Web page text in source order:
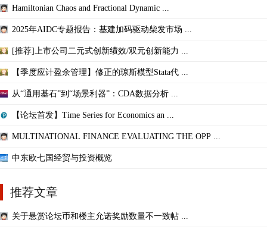
Hamiltonian Chaos and Fractional Dynamic ...
2025年AIDC专题报告：基建加码驱动柴发市场 ...
[推荐]上市公司二元式创新绩效/双元创新能力 ...
【季度应计盈余管理】修正的琼斯模型Stata代 ...
从“通用基石”到“场景利器”：CDA数据分析 ...
【论坛首发】Time Series for Economics an ...
MULTINATIONAL FINANCE EVALUATING THE OPP ...
中东欧七国经贸与投资概览
推荐文章
关于悬赏论坛币和楼主允诺奖励数量不一致帖 ...